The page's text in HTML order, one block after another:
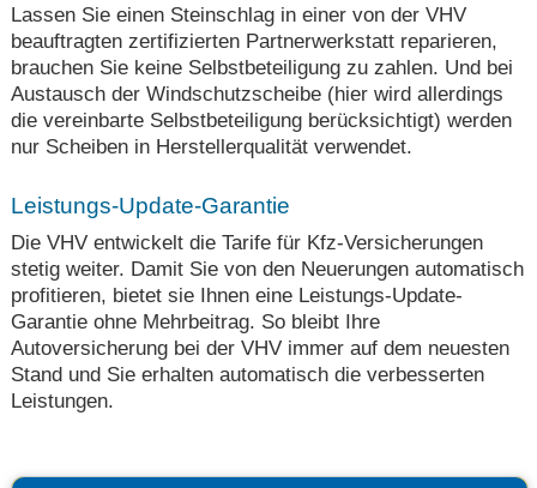
Lassen Sie einen Steinschlag in einer von der VHV
beauftragten zertifizierten Partnerwerkstatt reparieren,
brauchen Sie keine Selbstbeteiligung zu zahlen. Und bei
Austausch der Windschutzscheibe (hier wird allerdings
die vereinbarte Selbstbeteiligung berücksichtigt) werden
nur Scheiben in Herstellerqualität verwendet.
Leistungs-Update-Garantie
Die VHV entwickelt die Tarife für Kfz-Versicherungen
stetig weiter. Damit Sie von den Neuerungen automatisch
profitieren, bietet sie Ihnen eine Leistungs-Update-
Garantie ohne Mehrbeitrag. So bleibt Ihre
Autoversicherung bei der VHV immer auf dem neuesten
Stand und Sie erhalten automatisch die verbesserten
Leistungen.